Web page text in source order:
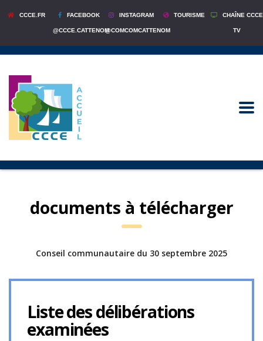
CCCE.FR FACEBOOK
@CCCE.CATTENOM
INSTAGRAM
@COMCOMCATTENOM
TOURISME CHAÎNE CCCE
TV
documents à télécharger
Conseil communautaire du 30 septembre 2025
Liste des délibérations
examinées